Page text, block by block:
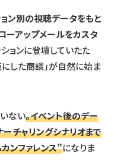
ン別の視聴データをもと
ーアップメールをカスタ
ションに登壇していたた
にした商談」が自然に始ま
いない。イベント後のデー
ーチャリングシナリオまで
ンファレンス”になりま